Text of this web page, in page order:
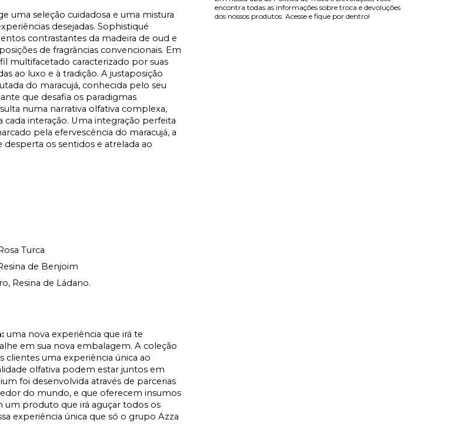
uma seleção cuidadosa e uma mistura
desejadas. Sophistiqué
contrastantes da madeira de oud e
de fragrâncias convencionais. Em
multifacetado caracterizado por suas
ao luxo e à tradição. A justaposição
do maracujá, conhecida pelo seu
que desafia os paradigmas
numa narrativa olfativa complexa,
interação. Uma integração perfeita
pela efervescência do maracujá, a
os sentidos e atrelada ao
Turca
de Benjoim
Resina de Ládano.
uma nova experiência que irá te
em sua nova embalagem. A coleção
uma experiência única ao
olfativa podem estar juntos em
foi desenvolvida através de parcerias
do mundo, e que oferecem insumos
um produto que irá aguçar todos os
experiência única que só o grupo Azza
encontra todas as informações sobre troca e devoluções
dos nossos produtos. Acesse e fique por dentro!